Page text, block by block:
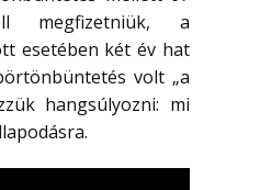
megfizetniük, a
esetében két év hat
volt „a
hangsúlyozni: mi